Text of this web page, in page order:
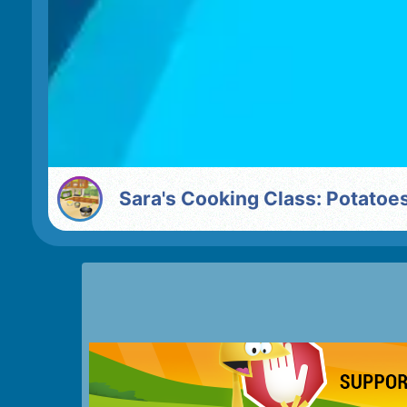
Sara's Cooking Class: